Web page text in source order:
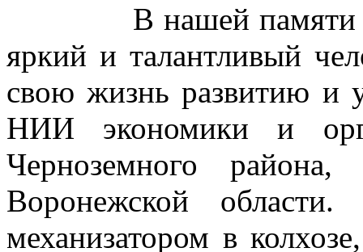
В нашей памяти
яркий и талантливый
свою жизнь развитию и
НИИ экономики и
Черноземного
Воронежской
механизатором в